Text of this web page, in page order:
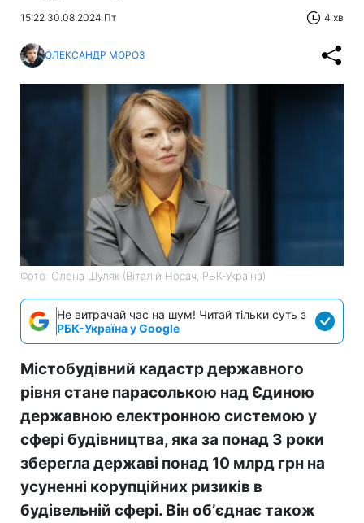
15:22 30.08.2024 Пт 4 хв
ОЛЕКСАНДР МОРОЗ
Фото: Олена Шуляк (Віталій Носач, РБК-Україна)
Не витрачай час на шум! Читай тільки суть з
РБК-Україна у Google
Містобудівний кадастр державного
рівня стане парасолькою над Єдиною
державною електронною системою у
сфері будівництва, яка за понад 3 роки
зберегла державі понад 10 млрд грн на
усуненні корупційних ризиків в
будівельній сфері. Він обʼєднає також